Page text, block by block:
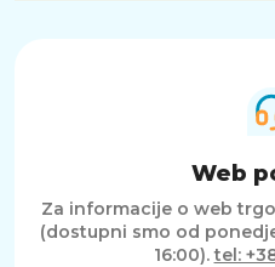
Web
Za informacije o web
(dostupni smo od
16:00).tel: